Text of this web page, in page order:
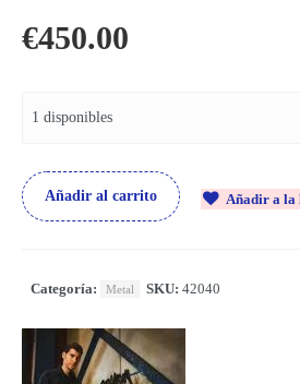
€450.00
1 disponibles
Añadir al carrito Añadir a la
Categoría: Metal SKU: 42040